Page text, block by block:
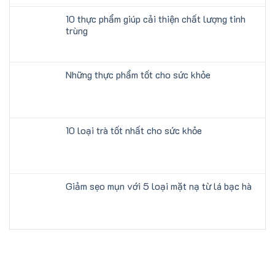
10 thực phẩm giúp cải thiện chất lượng tinh
trùng
Những thực phẩm tốt cho sức khỏe
10 loại trà tốt nhất cho sức khỏe
Giảm sẹo mụn với 5 loại mặt nạ từ lá bạc hà